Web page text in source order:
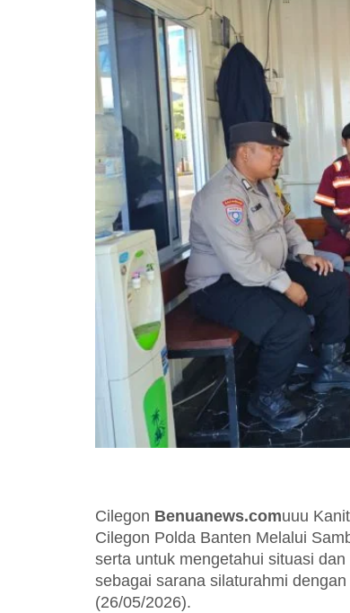
Cilegon Benuanews.comuuu
Cilegon Polda Banten Melalui
serta untuk mengetahui situasi
sebagai sarana silaturahmi
(26/05/2026).